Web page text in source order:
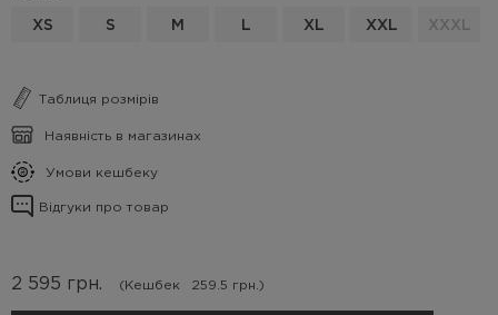
XS S M L XL XXL XXXL
Таблиця розмірів
Наявність в магазинах
Умови кешбеку
Відгуки про товар
2 595 грн. (Кешбек 259.5 грн.)